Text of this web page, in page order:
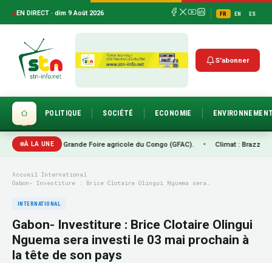
EN DIRECT · dim 9 Août 2026 FR EN ES
S'abonner
POLITIQUE SOCIÉTÉ ECONOMIE
À LA UNE
de la Grande Foire agricole du Congo (GFAC). • Climat : Brazzaville
Accueil International
Gabon- Investiture : Brice Clotaire Olingui Nguema sera…
INTERNATIONAL
Gabon- Investiture : Brice Clotaire Olingui
Nguema sera investi le 03 mai prochain à
la tête de son pays